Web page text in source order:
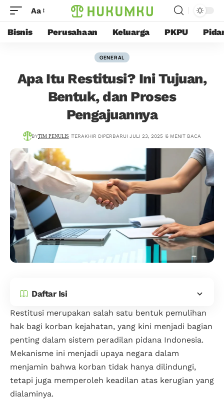
Aa
Bisnis Perusahaan Keluarga PKPU
GENERAL
Apa Itu Restitusi? Ini Tujuan,
Bentuk, dan Proses
Pengajuannya
BYTIM PENULIS TERAKHIR DIPERBARUI JULI 23, 2025 6 MENIT BACA
Daftar Isi
Restitusi merupakan salah satu bentuk pemulihan
hak bagi korban kejahatan, yang kini menjadi bagian
penting dalam sistem peradilan pidana Indonesia.
Mekanisme ini menjadi upaya negara dalam
menjamin bahwa korban tidak hanya dilindungi,
tetapi juga memperoleh keadilan atas kerugian yang
dialaminya.